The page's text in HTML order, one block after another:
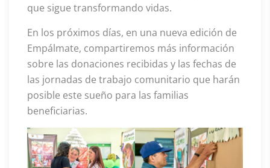
que sigue transformando vidas.
En los próximos días, en una nueva edición de
Empálmate, compartiremos más información
sobre las donaciones recibidas y las fechas de
las jornadas de trabajo comunitario que harán
posible este sueño para las familias
beneficiarias.